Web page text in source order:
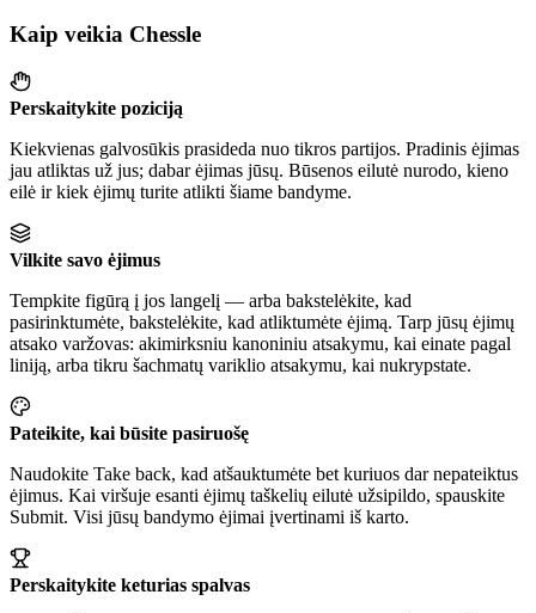
Kaip veikia Chessle
Perskaitykite poziciją
Kiekvienas galvosūkis prasideda nuo tikros partijos. Pradinis ėjimas
jau atliktas už jus; dabar ėjimas jūsų. Būsenos eilutė nurodo, kieno
eilė ir kiek ėjimų turite atlikti šiame bandyme.
Vilkite savo ėjimus
Tempkite figūrą į jos langelį — arba bakstelėkite, kad
pasirinktumėte, bakstelėkite, kad atliktumėte ėjimą. Tarp jūsų ėjimų
atsako varžovas: akimirksniu kanoniniu atsakymu, kai einate pagal
liniją, arba tikru šachmatų variklio atsakymu, kai nukrypstate.
Pateikite, kai būsite pasiruošę
Naudokite Take back, kad atšauktumėte bet kuriuos dar nepateiktus
ėjimus. Kai viršuje esanti ėjimų taškelių eilutė užsipildo, spauskite
Submit. Visi jūsų bandymo ėjimai įvertinami iš karto.
Perskaitykite keturias spalvas